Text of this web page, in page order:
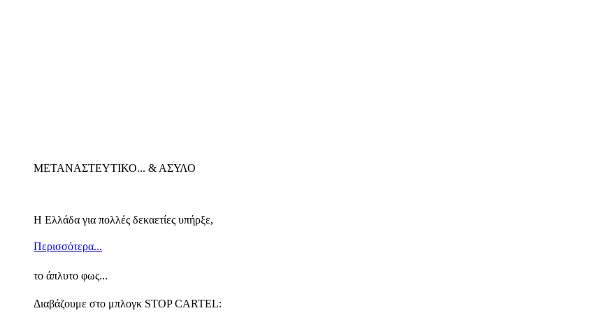
ΜΕΤΑΝΑΣΤΕΥΤΙΚΟ... & ΑΣΥΛΟ
Η Ελλάδα για πολλές δεκαετίες υπήρξε,
Περισσότερα...
το άπλυτο φως...
Διαβάζουμε στο μπλογκ STOP CARTEL: